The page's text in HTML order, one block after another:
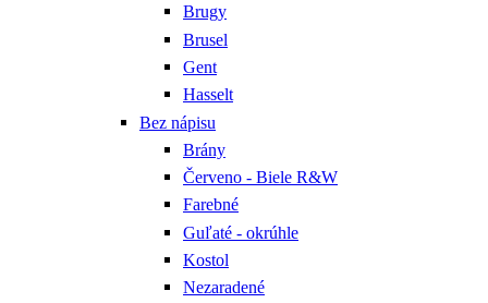
Brugy
Brusel
Gent
Hasselt
Bez nápisu
Brány
Červeno - Biele R&W
Farebné
Guľaté - okrúhle
Kostol
Nezaradené